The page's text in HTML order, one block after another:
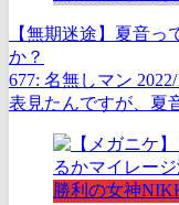
【無期迷途】夏音
か？
677: 名無しマン
表見たんですが、夏
勝利の女神